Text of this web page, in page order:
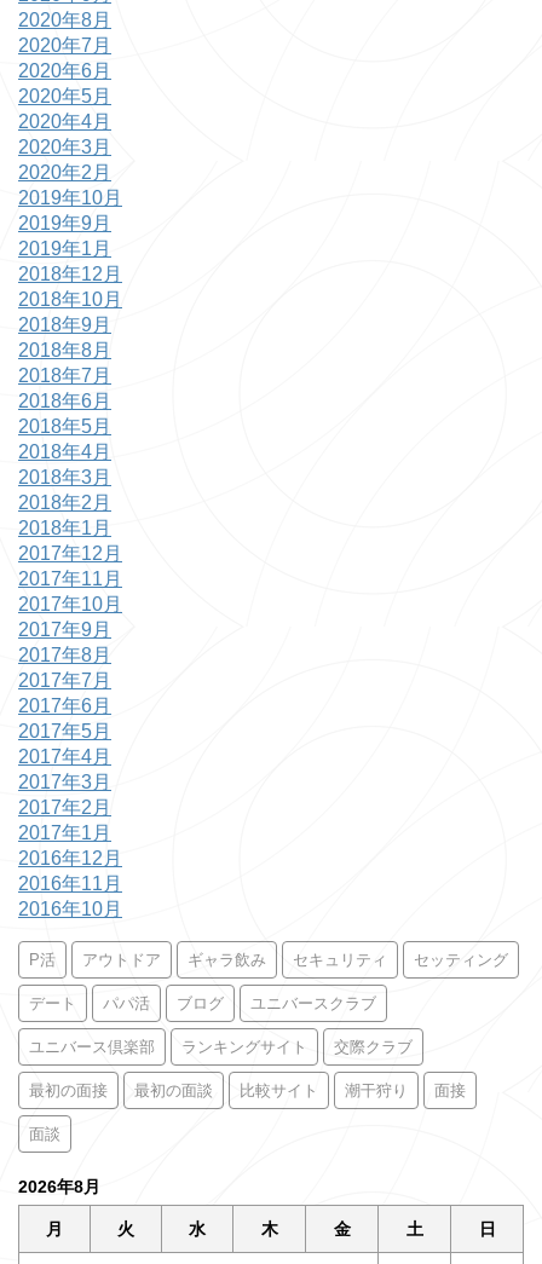
2020年8月
2020年7月
2020年6月
2020年5月
2020年4月
2020年3月
2020年2月
2019年10月
2019年9月
2019年1月
2018年12月
2018年10月
2018年9月
2018年8月
2018年7月
2018年6月
2018年5月
2018年4月
2018年3月
2018年2月
2018年1月
2017年12月
2017年11月
2017年10月
2017年9月
2017年8月
2017年7月
2017年6月
2017年5月
2017年4月
2017年3月
2017年2月
2017年1月
2016年12月
2016年11月
2016年10月
P活 アウトドア ギャラ飲み セキュリティ セッティング
デート パパ活 ブログ ユニバースクラブ
ユニバース倶楽部 ランキングサイト 交際クラブ
最初の面接 最初の面談 比較サイト 潮干狩り 面接
面談
2026年8月
月 火 水 木 金 土 日